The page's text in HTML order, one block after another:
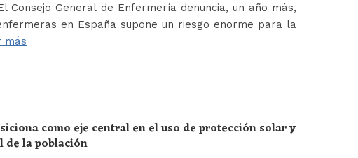
General de Enfermería denuncia, un año más,
en España supone un riesgo enorme para la
más
como eje central en el uso de protección solar y
de la población